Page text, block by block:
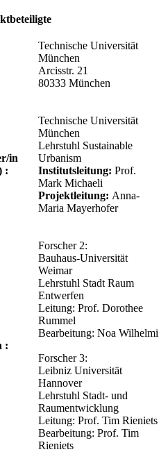
Technische Universität
München
Arcisstr. 21
80333 München
in
:
Technische Universität
München
Lehrstuhl Sustainable
Urbanism
Institutsleitung: Prof.
Mark Michaeli
Projektleitung: Anna-
Maria Mayerhofer
:
Forscher 2:
Bauhaus-Universität
Weimar
Lehrstuhl Stadt Raum
Entwerfen
Leitung: Prof. Dorothee
Rummel
Bearbeitung: Noa Wilhelmi
Forscher 3:
Leibniz Universität
Hannover
Lehrstuhl Stadt- und
Raumentwicklung
Leitung: Prof. Tim Rieniets
Bearbeitung: Prof. Tim
Rieniets